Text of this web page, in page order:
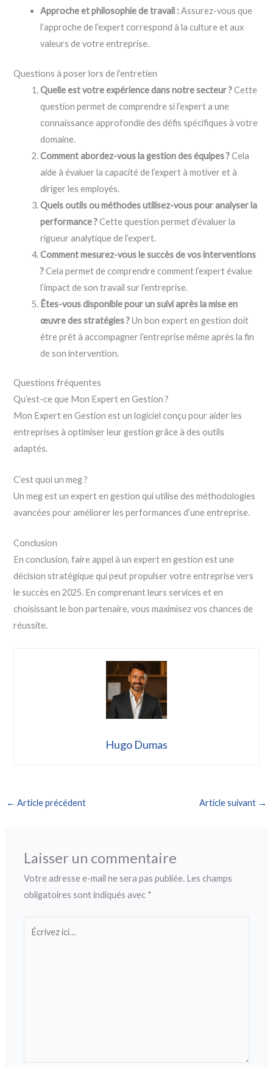
Approche et philosophie de travail :Assurez-vous que
l’approche de l’expert correspond à la culture et aux
valeurs de votre entreprise.
Questions à poser lors de l’entretien
Quelle est votre expérience dans notre secteur ?Cette
question permet de comprendre si l’expert a une
connaissance approfondie des défis spécifiques à votre
domaine.
Comment abordez-vous la gestion des équipes ?Cela
aide à évaluer la capacité de l’expert à motiver et à
diriger les employés.
Quels outils ou méthodes utilisez-vous pour analyser la
performance ?Cette question permet d’évaluer la
rigueur analytique de l’expert.
Comment mesurez-vous le succès de vos interventions
?Cela permet de comprendre comment l’expert évalue
l’impact de son travail sur l’entreprise.
Êtes-vous disponible pour un suivi après la mise en
œuvre des stratégies ?Un bon expert en gestion doit
être prêt à accompagner l’entreprise même après la fin
de son intervention.
Questions fréquentes
Qu’est-ce que Mon Expert en Gestion ?
Mon Expert en Gestion est un logiciel conçu pour aider les
entreprises à optimiser leur gestion grâce à des outils
adaptés.
C’est quoi un meg ?
Un meg est un expert en gestion qui utilise des méthodologies
avancées pour améliorer les performances d’une entreprise.
Conclusion
En conclusion, faire appel à un expert en gestion est une
décision stratégique qui peut propulser votre entreprise vers
le succès en 2025. En comprenant leurs services et en
choisissant le bon partenaire, vous maximisez vos chances de
réussite.
Hugo Dumas
← Article précédent Article suivant →
Laisser un commentaire
Votre adresse e-mail ne sera pas publiée. Les champs
obligatoires sont indiqués avec *